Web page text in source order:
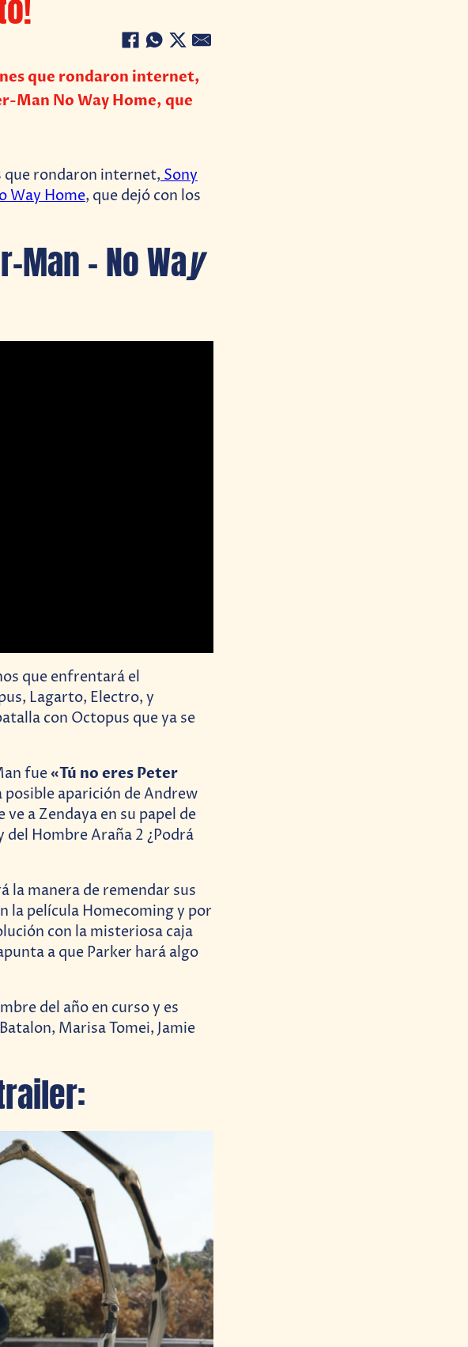
que rondaron internet,
Man No Way Home, que
que rondaron internet,Sony
Way Home, que dejó con los
– No Way
que enfrentará el
Lagarto, Electro, y
con Octopus que ya se
fue«Tú no eres Peter
posible aparición de Andrew
a Zendaya en su papel de
del Hombre Araña 2 ¿Podrá
la manera de remendar sus
la película Homecoming y por
con la misteriosa caja
a que Parker hará algo
del año en curso y es
Marisa Tomei, Jamie